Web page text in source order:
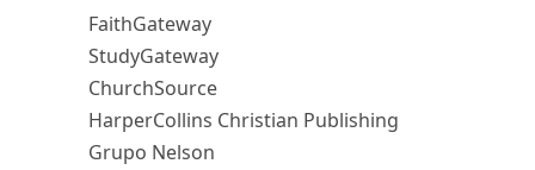
FaithGateway
StudyGateway
ChurchSource
HarperCollins Christian Publishing
Grupo Nelson